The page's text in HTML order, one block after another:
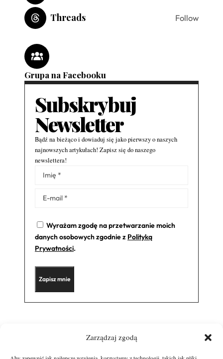
Zarządzaj zgodą
Threads Follow
Grupa na Facebooku
Subskrybuj
Newsletter
Bądź na bieżąco i dowiaduj się jako pierwszy o naszych
najnowszych artykułach! Zapisz się do naszego
newslettera!
Wyrażam zgodę na przetwarzanie moich
danych osobowych zgodnie z Polityką
Prywatności.
Alternative: